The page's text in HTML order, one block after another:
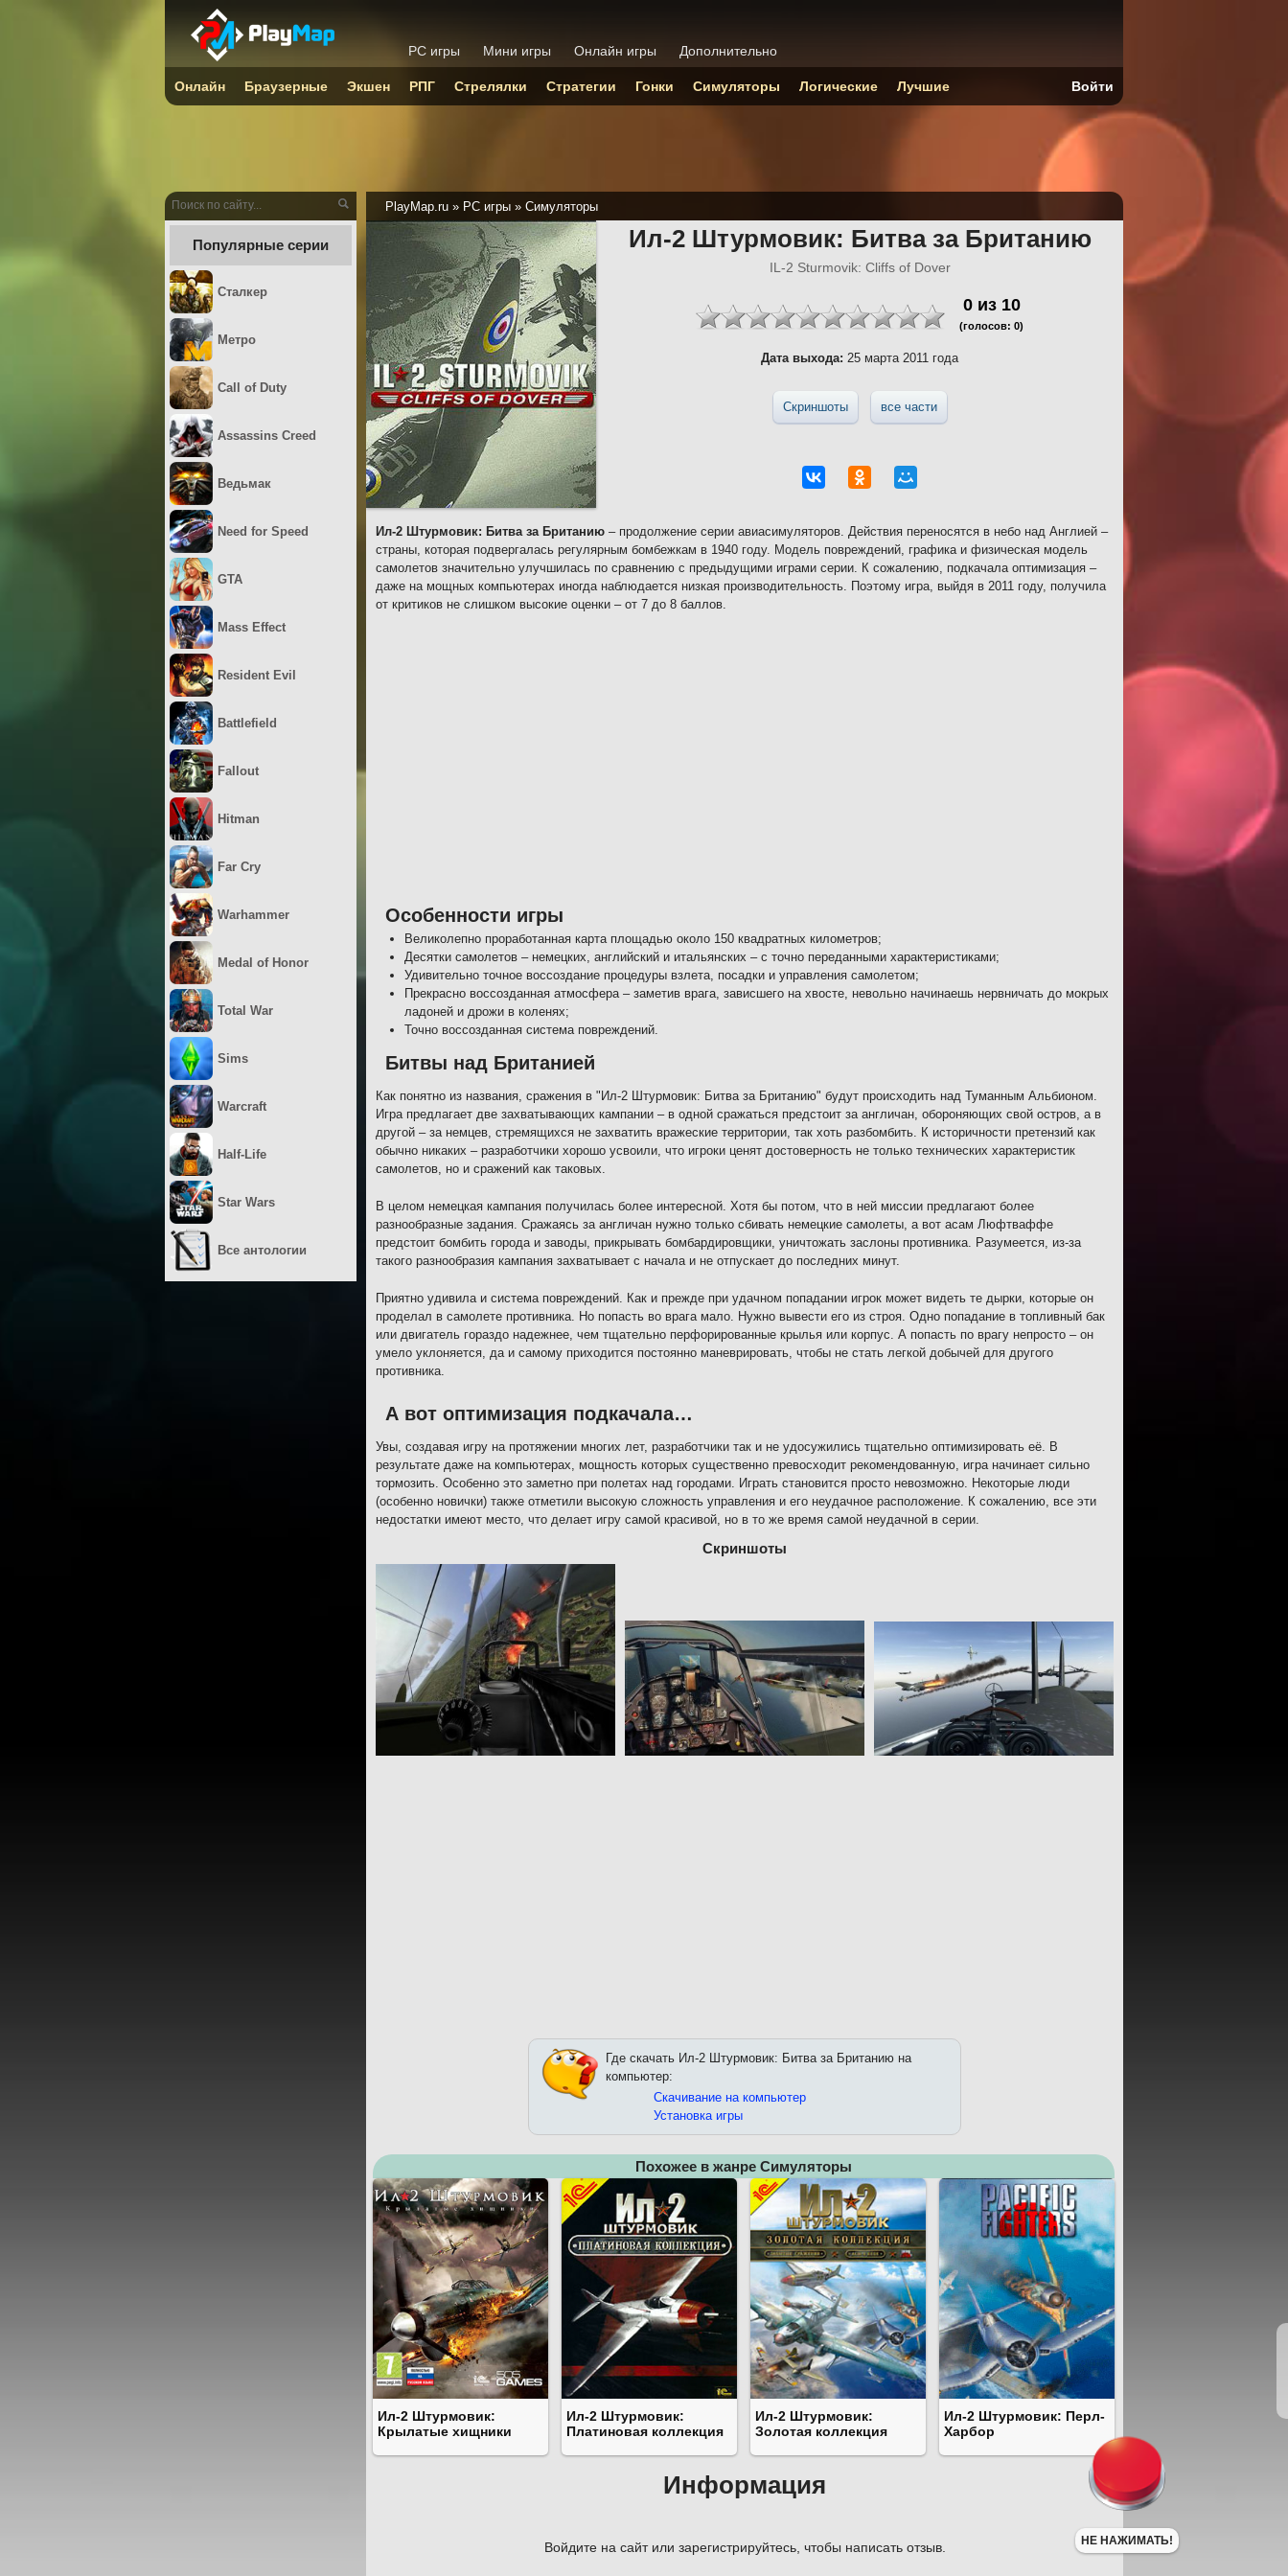
PlayMap.ru » PC игры » Симуляторы
Ил-2 Штурмовик: Битва за Британию
IL-2 Sturmovik: Cliffs of Dover
0из 10
(голосов: 0)
Дата выхода: 25 марта 2011 года
Скриншоты все части
Ил-2 Штурмовик: Битва за Британию – продолжение серии авиасимуляторов. Действия переносятся в небо над Англией –
страны, которая подвергалась регулярным бомбежкам в 1940 году. Модель повреждений, графика и физическая модель
самолетов значительно улучшилась по сравнению с предыдущими играми серии. К сожалению, подкачала оптимизация –
даже на мощных компьютерах иногда наблюдается низкая производительность. Поэтому игра, выйдя в 2011 году, получила
от критиков не слишком высокие оценки – от 7 до 8 баллов.
Особенности игры
Великолепно проработанная карта площадью около 150 квадратных километров;
Десятки самолетов – немецких, английский и итальянских – с точно переданными характеристиками;
Удивительно точное воссоздание процедуры взлета, посадки и управления самолетом;
Прекрасно воссозданная атмосфера – заметив врага, зависшего на хвосте, невольно начинаешь нервничать до мокрых
ладоней и дрожи в коленях;
Точно воссозданная система повреждений.
Битвы над Британией
Как понятно из названия, сражения в "Ил-2 Штурмовик: Битва за Британию" будут происходить над Туманным Альбионом.
Игра предлагает две захватывающих кампании – в одной сражаться предстоит за англичан, обороняющих свой остров, а в
другой – за немцев, стремящихся не захватить вражеские территории, так хоть разбомбить. К историчности претензий как
обычно никаких – разработчики хорошо усвоили, что игроки ценят достоверность не только технических характеристик
самолетов, но и сражений как таковых.
В целом немецкая кампания получилась более интересной. Хотя бы потом, что в ней миссии предлагают более
разнообразные задания. Сражаясь за англичан нужно только сбивать немецкие самолеты, а вот асам Люфтваффе
предстоит бомбить города и заводы, прикрывать бомбардировщики, уничтожать заслоны противника. Разумеется, из-за
такого разнообразия кампания захватывает с начала и не отпускает до последних минут.
Приятно удивила и система повреждений. Как и прежде при удачном попадании игрок может видеть те дырки, которые он
проделал в самолете противника. Но попасть во врага мало. Нужно вывести его из строя. Одно попадание в топливный бак
или двигатель гораздо надежнее, чем тщательно перфорированные крылья или корпус. А попасть по врагу непросто – он
умело уклоняется, да и самому приходится постоянно маневрировать, чтобы не стать легкой добычей для другого
противника.
А вот оптимизация подкачала…
Увы, создавая игру на протяжении многих лет, разработчики так и не удосужились тщательно оптимизировать её. В
результате даже на компьютерах, мощность которых существенно превосходит рекомендованную, игра начинает сильно
тормозить. Особенно это заметно при полетах над городами. Играть становится просто невозможно. Некоторые люди
(особенно новички) также отметили высокую сложность управления и его неудачное расположение. К сожалению, все эти
недостатки имеют место, что делает игру самой красивой, но в то же время самой неудачной в серии.
Скриншоты
Где скачать Ил-2 Штурмовик: Битва за Британию на
компьютер:
Скачивание на компьютер
Установка игры
Похожее в жанре Симуляторы
Ил-2 Штурмовик:
Крылатые хищники
Ил-2 Штурмовик:
Платиновая коллекция
Ил-2 Штурмовик:
Золотая коллекция
Ил-2 Штурмовик: Перл-
Харбор
Информация
Войдите на сайт или зарегистрируйтесь, чтобы написать отзыв.
Популярные серии
Сталкер
Метро
Call of Duty
Assassins Creed
Ведьмак
Need for Speed
GTA
Mass Effect
Resident Evil
Battlefield
Fallout
Hitman
Far Cry
Warhammer
Medal of Honor
Total War
Sims
Warcraft
Half-Life
Star Wars
Все антологии
PC игры Мини игры Онлайн игры Дополнительно
Онлайн Браузерные Экшен РПГ Стрелялки Стратегии Гонки Симуляторы Логические Лучшие Войти
НЕ НАЖИМАТЬ!